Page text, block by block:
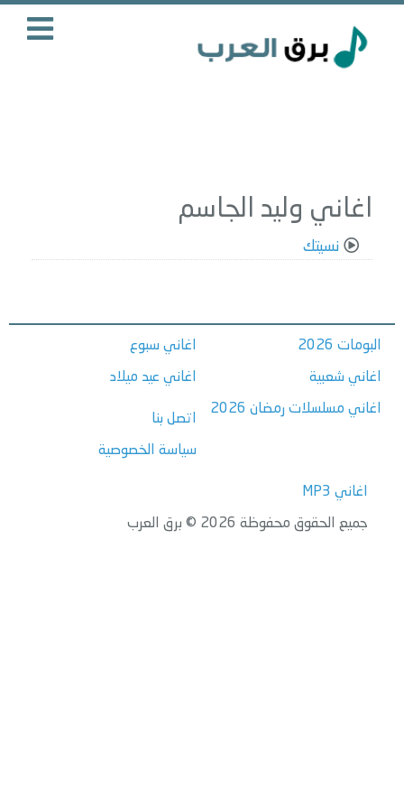
اغاني وليد الجاسم
نسيتك
البومات 2026
اغاني شعبية
اغاني مسلسلات رمضان 2026
اغاني سبوع
اغاني عيد ميلاد
اتصل بنا
سياسة الخصوصية
اغاني MP3
جميع الحقوق محفوظة 2026 © برق العرب